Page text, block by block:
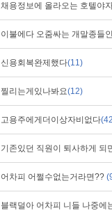
채용정보에 올라오는 호텔야
이불에다 오줌싸는 개말종들
신용회복완제했다(11)
찔리는게있나봐요(12)
고용주에게더이상자비없다
기존있던 직원이 퇴사하게 되
어차피 어쩔수없는거라면??
블랙덜아 어차피 니들 나중에